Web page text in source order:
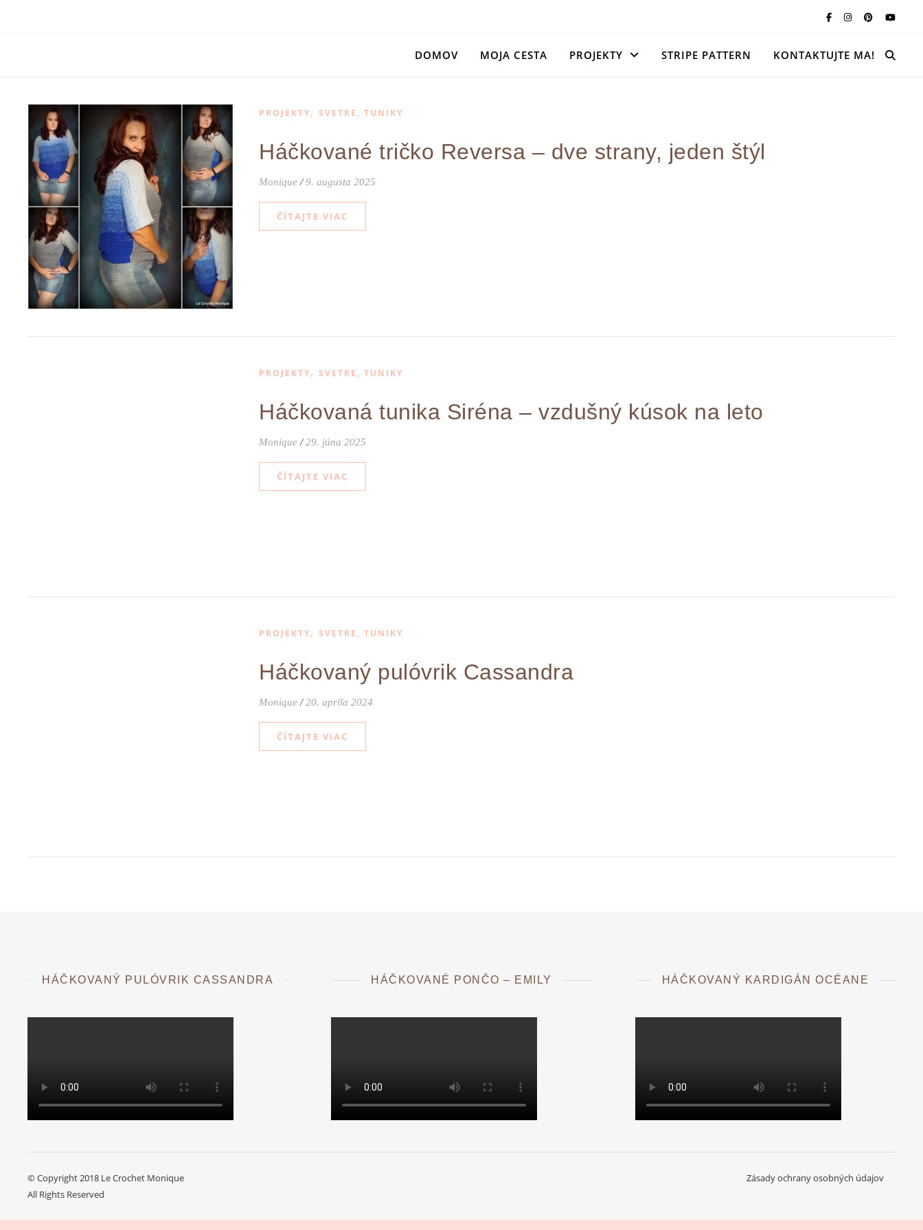
DOMOV MOJA CESTA PROJEKTY STRIPE PATTERN KONTAKTUJTE MA!
PROJEKTY, SVETRE, TUNIKY
Háčkované tričko Reversa – dve strany, jeden štýl
Monique / 9. augusta 2025
ČÍTAJTE VIAC
PROJEKTY, SVETRE, TUNIKY
Háčkovaná tunika Siréna – vzdušný kúsok na leto
Monique / 29. júna 2025
ČÍTAJTE VIAC
PROJEKTY, SVETRE, TUNIKY
Háčkovaný pulóvrik Cassandra
Monique / 20. apríla 2024
ČÍTAJTE VIAC
HÁČKOVANÝ PULÓVRIK CASSANDRA HÁČKOVANÉ PONČO – EMILY HÁČKOVANÝ KARDIGÁN OCÉANE
© Copyright 2018 Le Crochet Monique
All Rights Reserved
Zásady ochrany osobných údajov